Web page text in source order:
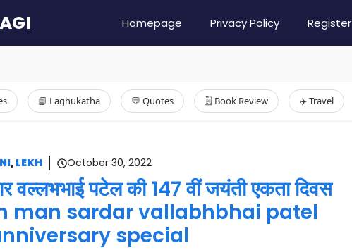
Homepage Privacy Policy Register
📘 Laghukatha 💬 Quotes 🗒️ Book Review ✈️ Travel
, LEKH October 30, 2022
वल्लभभाई पटेल की 147 वीं जयंती एकता दिवस
man sardar vallabhbhai patel
special